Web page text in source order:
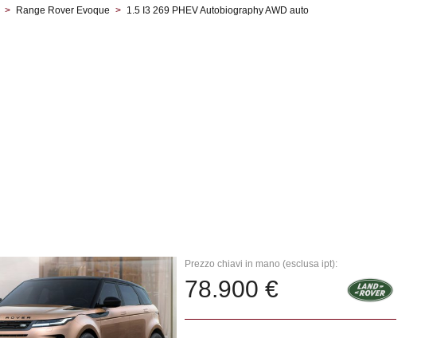
> Range Rover Evoque > 1.5 I3 269 PHEV Autobiography AWD auto
Prezzo chiavi in mano (esclusa ipt):
78.900 €